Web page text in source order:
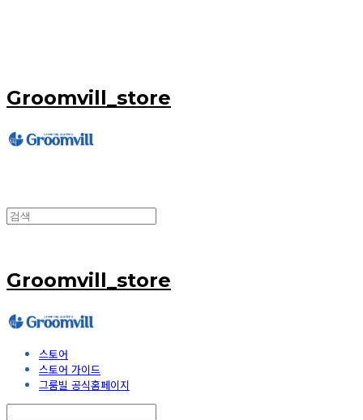
Groomvill_store
Groomvill_store
스토어
스토어 가이드
그룸빌 공식홈페이지